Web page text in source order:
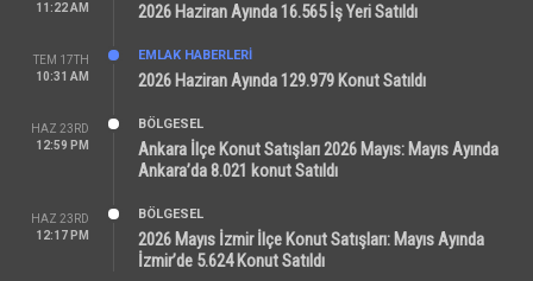
11:22 AM
2026 Haziran Ayında 16.565 İş Yeri Satıldı
TEM 17TH
10:31 AM
EMLAK HABERLERI
2026 Haziran Ayında 129.979 Konut Satıldı
HAZ 23RD
12:59 PM
BÖLGESEL
Ankara İlçe Konut Satışları 2026 Mayıs: Mayıs Ayında
Ankara’da 8.021 konut Satıldı
HAZ 23RD
12:17 PM
BÖLGESEL
2026 Mayıs İzmir İlçe Konut Satışları: Mayıs Ayında
İzmir’de 5.624 Konut Satıldı